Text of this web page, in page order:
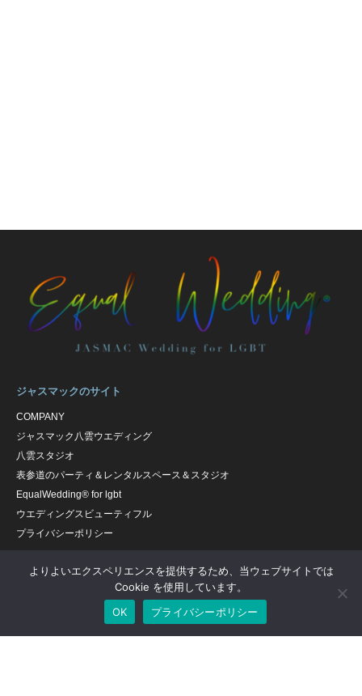
ジャスマックのサイト
COMPANY
ジャスマック八雲ウエディング
八雲スタジオ
表参道のパーティ＆レンタルスペース＆スタジオ
EqualWedding® for lgbt
ウエディングスビューティフル
プライバシーポリシー
よりよいエクスペリエンスを提供するため、当ウェブサイトでは
Cookie を使用しています。
OK
プライバシーポリシー